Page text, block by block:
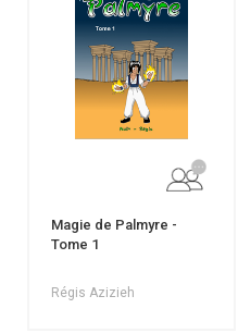
Magie de Palmyre -
Tome 1
Régis Azizieh